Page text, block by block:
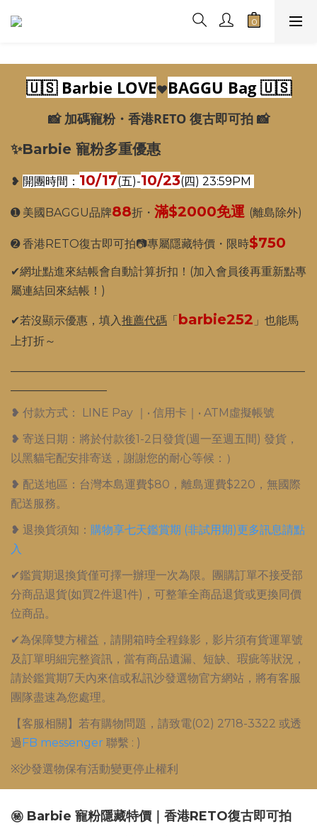
🇺🇸 Barbie LOVE❤️BAGGU Bag 🇺🇸
📸 加碼寵粉・香港RETO 復古即可拍 📸
✨Barbie 寵粉多重優惠
❥ 開團時間： 10/17(五)-10/23(四) 23:59PM
➊ 美國BAGGU品牌88折・ 滿$2000免運 (離島除外)
➋ 香港RETO復古即可拍📷專屬隱藏特價・限時$750
✔網址點進來結帳會自動計算折扣！(加入會員後再重新點專
屬連結回來結帳！)
✔若沒顯示優惠，填入推薦代碼 「barbie252 」也能馬
上打折～
❥ 付款方式： LINE Pay ｜• 信用卡｜• ATM虛擬帳號
❥ 寄送日期：將於付款後1-2日發貨(週一至週五間) 發貨，
以黑貓宅配安排寄送，謝謝您的耐心等候：）
❥ 配送地區：台灣本島運費$80，離島運費$220，無國際
配送服務。
❥ 退換貨須知： 購物享七天鑑賞期 (非試用期)更多訊息請點
入
✔鑑賞期退換貨僅可擇一辦理一次為限。團購訂單不接受部
分商品退貨(如買2件退1件)，可整筆全商品退貨或更換同價
位商品。
✔為保障雙方權益，請開箱時全程錄影，影片須有貨運單號
及訂單明細完整資訊，當有商品遺漏、短缺、瑕疵等狀況，
請於鑑賞期7天內來信或私訊沙發選物官方網站，將有客服
團隊盡速為您處理。
【客服相關】若有購物問題，請致電(02) 2718-3322 或透
過FB messenger 聯繫 : )
※沙發選物保有活動變更停止權利
㊙️ Barbie 寵粉隱藏特價｜香港RETO復古即可拍